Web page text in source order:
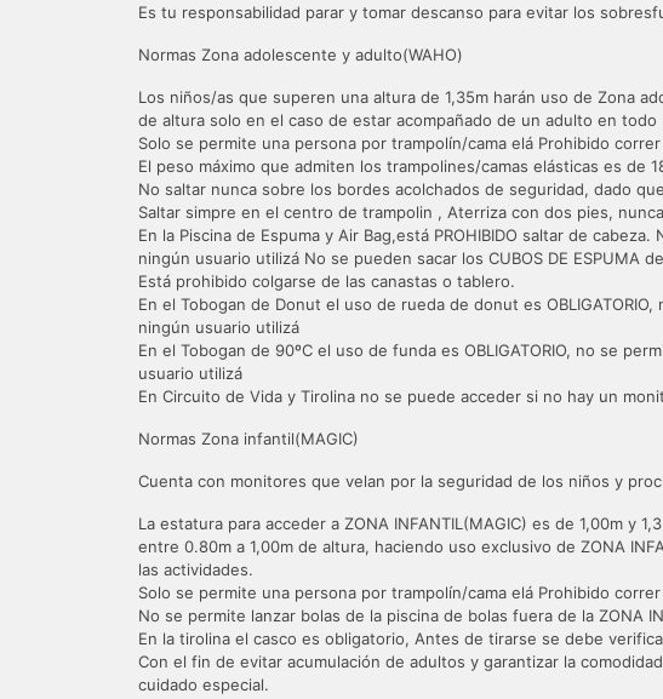
Es tu responsabilidad parar y tomar descanso para evitar los
Normas Zona adolescente y adulto(WAHO)
Los niños/as que superen una altura de 1,35m harán uso de Zona
de altura solo en el caso de estar acompañado de un adulto en
Solo se permite una persona por trampolín/cama elá Prohibido
El peso máximo que admiten los trampolines/camas elásticas es de
No saltar nunca sobre los bordes acolchados de seguridad, dado
Saltar simpre en el centro de trampolin , Aterriza con dos pies,
En la Piscina de Espuma y Air Bag,está PROHIBIDO saltar de
ningún usuario utilizá No se pueden sacar los CUBOS DE ESPUMA
Está prohibido colgarse de las canastas o tablero.
En el Tobogan de Donut el uso de rueda de donut es
ningún usuario utilizá
En el Tobogan de 90ºC el uso de funda es OBLIGATORIO, no se
usuario utilizá
En Circuito de Vida y Tirolina no se puede acceder si no hay un
Normas Zona infantil(MAGIC)
Cuenta con monitores que velan por la seguridad de los niños y
La estatura para acceder a ZONA INFANTIL(MAGIC) es de 1,00m y
entre 0.80m a 1,00m de altura, haciendo uso exclusivo de ZONA
las actividades.
Solo se permite una persona por trampolín/cama elá Prohibido
No se permite lanzar bolas de la piscina de bolas fuera de la ZONA
En la tirolina el casco es obligatorio, Antes de tirarse se debe
Con el fin de evitar acumulación de adultos y garantizar la
cuidado especial.